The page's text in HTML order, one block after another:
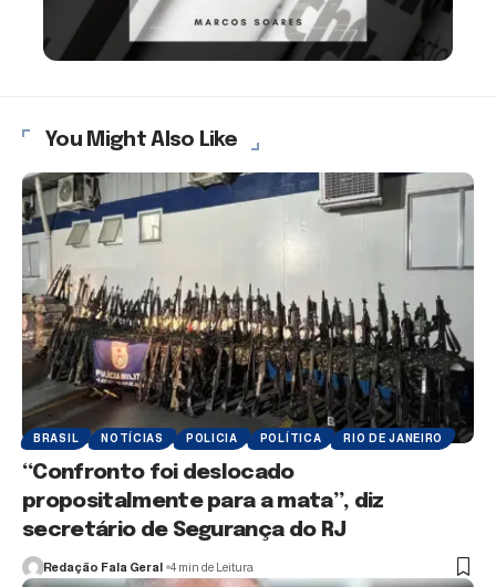
You Might Also Like
BRASIL NOTÍCIAS POLICIA POLÍTICA RIO DE JANEIRO
“Confronto foi deslocado
propositalmente para a mata”, diz
secretário de Segurança do RJ
Redação Fala Geral 4 min de Leitura